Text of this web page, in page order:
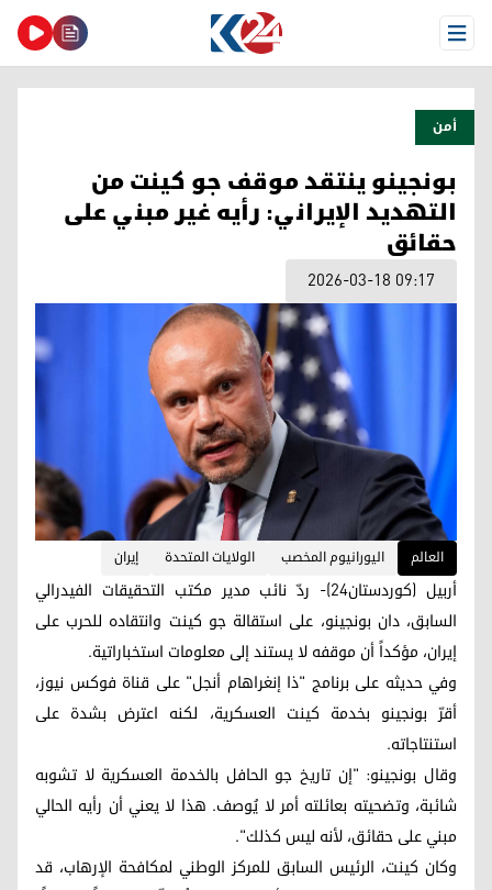
Open Menu
أمن
بونجينو ينتقد موقف جو كينت من
التهديد الإيراني: رأيه غير مبني على
حقائق
2026-03-18 09:17
العالم اليورانيوم المخصب الولايات المتحدة إيران
أربيل (كوردستان24)- ردّ نائب مدير مكتب التحقيقات الفيدرالي
السابق، دان بونجينو، على استقالة جو كينت وانتقاده للحرب على
إيران، مؤكداً أن موقفه لا يستند إلى معلومات استخباراتية.
وفي حديثه على برنامج "ذا إنغراهام أنجل" على قناة فوكس نيوز،
أقرّ بونجينو بخدمة كينت العسكرية، لكنه اعترض بشدة على
استنتاجاته.
وقال بونجينو: "إن تاريخ جو الحافل بالخدمة العسكرية لا تشوبه
شائبة، وتضحيته بعائلته أمر لا يُوصف. هذا لا يعني أن رأيه الحالي
مبني على حقائق، لأنه ليس كذلك".
وكان كينت، الرئيس السابق للمركز الوطني لمكافحة الإرهاب، قد